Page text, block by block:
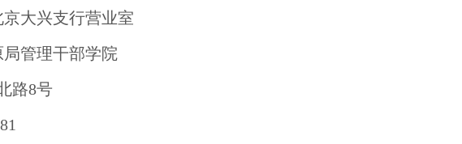
大兴支行营业室
管理干部学院
路8号